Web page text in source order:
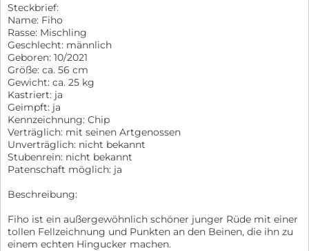
Steckbrief:
Name: Fiho
Rasse: Mischling
Geschlecht: männlich
Geboren: 10/2021
Größe: ca. 56 cm
Gewicht: ca. 25 kg
Kastriert: ja
Geimpft: ja
Kennzeichnung: Chip
Verträglich: mit seinen Artgenossen
Unverträglich: nicht bekannt
Stubenrein: nicht bekannt
Patenschaft möglich: ja
Beschreibung:
Fiho ist ein außergewöhnlich schöner junger Rüde mit einer
tollen Fellzeichnung und Punkten an den Beinen, die ihn zu
einem echten Hingucker machen.